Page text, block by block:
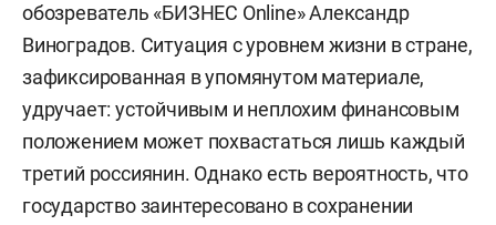
обозреватель «БИЗНЕС Online» Александр
Виноградов. Ситуация с уровнем жизни в стране,
зафиксированная в упомянутом материале,
удручает: устойчивым и неплохим финансовым
положением может похвастаться лишь каждый
третий россиянин. Однако есть вероятность, что
государство заинтересовано в сохранении